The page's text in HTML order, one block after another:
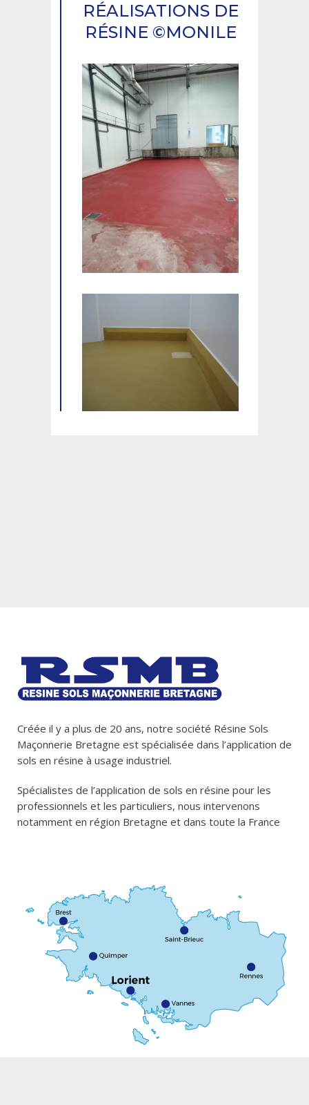
RÉALISATIONS DE
RÉSINE ©MONILE
Créée il y a plus de 20 ans, notre société Résine Sols
Maçonnerie Bretagne est spécialisée dans l’application de
sols en résine à usage industriel.
Spécialistes de l’application de sols en résine pour les
professionnels et les particuliers, nous intervenons
notamment en région Bretagne et dans toute la France